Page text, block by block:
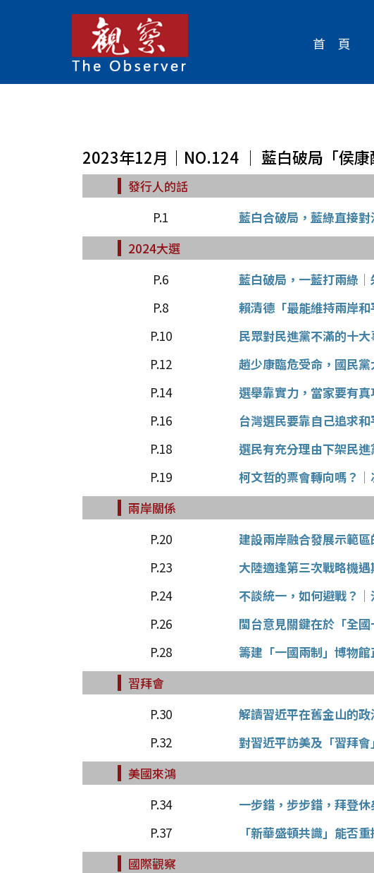
首 頁
2023年12月｜NO.124 │ 藍白破局「侯康
發行人的話
P.1
藍白合破局，藍綠直接
2024大選
P.6
藍白破局，一藍打兩綠│
P.8
賴清德「最能維持兩岸
P.10
民眾對民進黨不滿的十
P.12
趙少康臨危受命，國民
P.14
選舉靠實力，當家要有
P.16
台灣選民要靠自己追求
P.18
選民有充分理由下架民
P.19
柯文哲的票會轉向嗎？│
兩岸關係
P.20
建設兩岸融合發展示範
P.23
大陸適逢第三次戰略機
P.24
不談統一，如何避戰？│
P.26
閩台意見關鍵在於「全
P.28
籌建「一國兩制」博物
習拜會
P.30
解讀習近平在舊金山的
P.32
對習近平訪美及「習拜
美國來鴻
P.34
一步錯，步步錯，拜登
P.37
「新華盛頓共識」能否
國際觀察